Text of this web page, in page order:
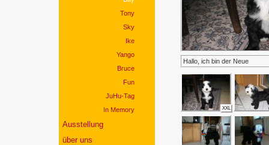
Tony
Sky
Ike
Yango
Bruce
Fun
JuHu-Tag
In Memory
Ausstellung
über uns
Hallo, ich bin der Neue
XXL